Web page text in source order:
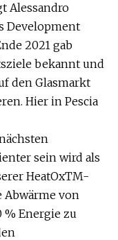
Alessandro
Development
2021 gab
bekannt und
den Glasmarkt
Hier in Pescia
sein wird als
HeatOxTM-
von
% Energie zu